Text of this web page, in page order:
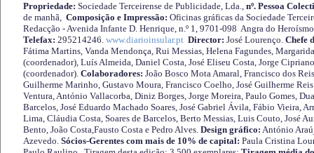
Propriedade: Sociedade Terceirense de Publicidade, Lda., nº. Pessoa
de manhã, Composição e Impressão: Oficinas gráficas da Sociedade
Redacção - Avenida Infante D. Henrique, n.º 1, 9701-098 Angra do
Telefax: 295214246. www.diarioinsular.pt Director: José Lourenço. Chefe
Fátima Martins, Vanda Mendonça, Rui Messias, Helena Fagundes,
(coordenador), Luís Almeida, Daniel Costa, José Eliseu Costa, Jorge
(coordenador). Colaboradores: João Bosco Mota Amaral, Francisco dos
Guilherme Marinho, Gustavo Moura, Francisco Coelho, José Guilherme
Ventura, António Vallacorba, Diniz Borges, Jorge Moreira, Paulo Gomes,
Barcelos, José Eduardo Machado Soares, José Gabriel Ávila, Fábio Vieira,
Lima, Cláudia Costa, Soares de Barcelos, Berto Messias, Luis Couto, José
Bento, João Costa,Fausto Costa e Pedro Alves. Design gráfico: António
Azevedo. Sócios-Gerentes com mais de 10% de capital: Paula Cristina